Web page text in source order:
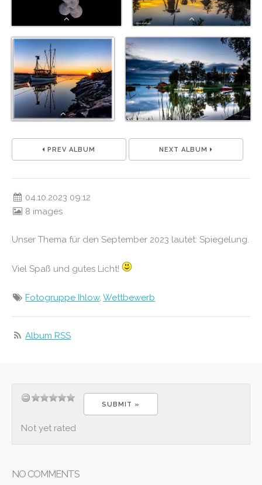
PREV ALBUM NEXT ALBUM
04.10.2023 09:12
8 images
Unser Thema für den September 2023 lautet: Spiegelung.
Viel Spaß und gutes Licht!
Fotogruppe Ihlow,Wettbewerb
Album RSS
Not yet rated
NO COMMENTS